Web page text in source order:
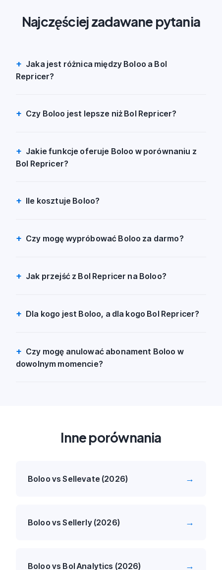
Najczęściej zadawane pytania
Jaka jest różnica między Boloo a Bol
Repricer?
Czy Boloo jest lepsze niż Bol Repricer?
Jakie funkcje oferuje Boloo w porównaniu z
Bol Repricer?
Ile kosztuje Boloo?
Czy mogę wypróbować Boloo za darmo?
Jak przejść z Bol Repricer na Boloo?
Dla kogo jest Boloo, a dla kogo Bol Repricer?
Czy mogę anulować abonament Boloo w
dowolnym momencie?
Inne porównania
Boloo vs Sellevate (2026) →
Boloo vs Sellerly (2026) →
Boloo vs Bol Analytics (2026) →